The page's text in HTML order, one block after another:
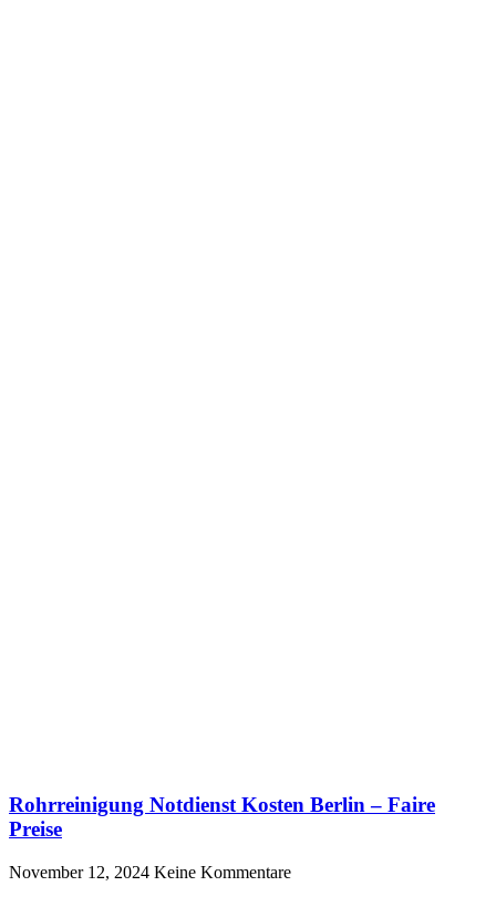
Rohrreinigung Notdienst Kosten Berlin – Faire
Preise
November 12, 2024 Keine Kommentare